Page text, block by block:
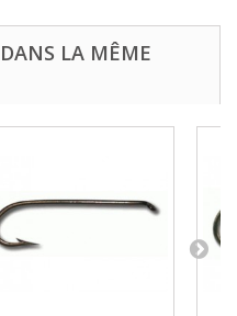
LA MÊME